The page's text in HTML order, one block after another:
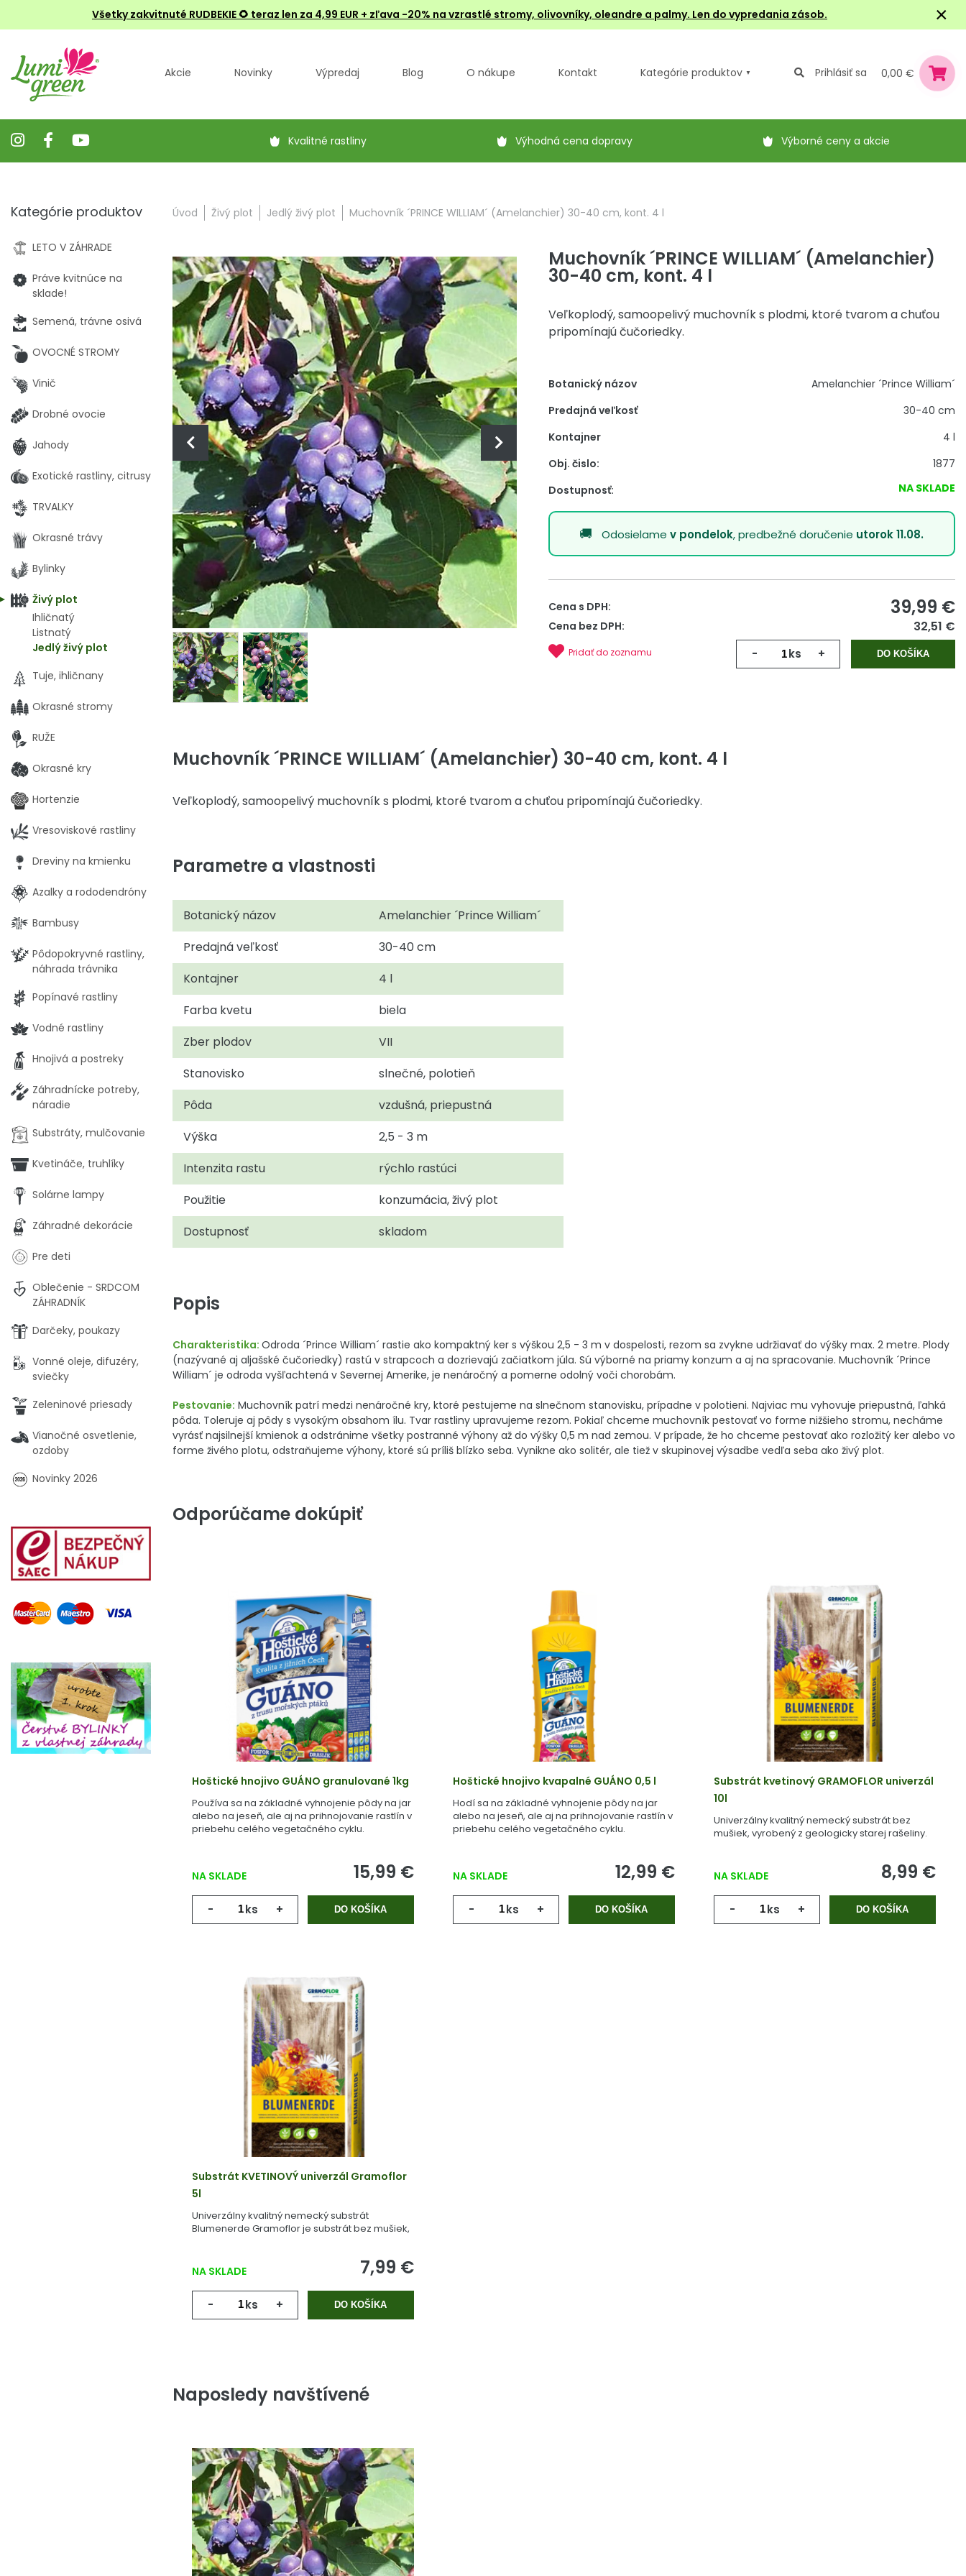
Všetky zakvitnuté RUDBEKIE🌻 teraz len za 4,99 EUR + zľava -20% na vzrastlé stromy, olivovníky, oleandre a palmy. Len do vypredania zásob. ×
Akcie Novinky Výpredaj Blog O nákupe Kontakt Kategórie produktov Prihlásiť sa 0,00 €
Kvalitné rastliny Výhodná cena dopravy Výborné ceny a akcie
Úvod Živý plot Jedlý živý plot Muchovník ´PRINCE WILLIAM´ (Amelanchier) 30-40 cm, kont. 4 l
Muchovník ´PRINCE WILLIAM´ (Amelanchier)
30-40 cm, kont. 4 l
Veľkoplodý, samoopelivý muchovník s plodmi, ktoré tvarom a chuťou
pripomínajú čučoriedky.
Botanický názov
Amelanchier ´Prince William´
Predajná veľkosť
30-40 cm
Kontajner
4 l
Obj. čislo:
1877
Dostupnosť:
NA SKLADE
Odosielamev pondelok, predbežné doručenie utorok 11.08.
Cena s DPH: 39,99 €
Cena bez DPH: 32,51 €
- ks + DO KOŠÍKA
Pridať do zoznamu
Muchovník ´PRINCE WILLIAM´ (Amelanchier) 30-40 cm, kont. 4 l
Veľkoplodý, samoopelivý muchovník s plodmi, ktoré tvarom a chuťou pripomínajú čučoriedky.
Parametre a vlastnosti
Botanický názov
Amelanchier ´Prince William´
Predajná veľkosť
30-40 cm
Kontajner
4 l
Farba kvetu
biela
Zber plodov
VII
Stanovisko
slnečné, polotieň
Pôda
vzdušná, priepustná
Výška
2,5 - 3 m
Intenzita rastu
rýchlo rastúci
Použitie
konzumácia, živý plot
Dostupnosť
skladom
Popis
Charakteristika: Odroda ´Prince William´ rastie ako kompaktný ker s výškou 2,5 - 3 m v dospelosti, rezom sa zvykne udržiavať do výšky max. 2 metre. Plody
(nazývané aj aljašské čučoriedky) rastú v strapcoch a dozrievajú začiatkom júla. Sú výborné na priamy konzum a aj na spracovanie. Muchovník ´Prince
William´ je odroda vyšľachtená v Severnej Amerike, je nenáročný a pomerne odolný voči chorobám.
Pestovanie: Muchovník patrí medzi nenáročné kry, ktoré pestujeme na slnečnom stanovisku, prípadne v polotieni. Najviac mu vyhovuje priepustná, ľahká
pôda. Toleruje aj pôdy s vysokým obsahom ílu. Tvar rastliny upravujeme rezom. Pokiaľ chceme muchovník pestovať vo forme nižšieho stromu, necháme
vyrásť najsilnejší kmienok a odstránime všetky postranné výhony až do výšky 0,5 m nad zemou. V prípade, že ho chceme pestovať ako rozložitý ker alebo vo
forme živého plotu, odstraňujeme výhony, ktoré sú príliš blízko seba. Vynikne ako solitér, ale tiež v skupinovej výsadbe vedľa seba ako živý plot.
Odporúčame dokúpiť
Hoštické hnojivo GUÁNO granulované 1kg
Používa sa na základné vyhnojenie pôdy na jar
alebo na jeseň, ale aj na prihnojovanie rastlín v
priebehu celého vegetačného cyklu.
NA SKLADE 15,99 €
- ks + DO KOŠÍKA
Hoštické hnojivo kvapalné GUÁNO 0,5 l
Hodí sa na základné vyhnojenie pôdy na jar
alebo na jeseň, ale aj na prihnojovanie rastlín v
priebehu celého vegetačného cyklu.
NA SKLADE 12,99 €
- ks + DO KOŠÍKA
Substrát kvetinový GRAMOFLOR univerzál
10l
Univerzálny kvalitný nemecký substrát bez
mušiek, vyrobený z geologicky starej rašeliny.
NA SKLADE 8,99 €
- ks + DO KOŠÍKA
Substrát KVETINOVÝ univerzál Gramoflor
5l
Univerzálny kvalitný nemecký substrát
Blumenerde Gramoflor je substrát bez mušiek,
NA SKLADE 7,99 €
- ks + DO KOŠÍKA
Naposledy navštívené
Kategórie produktov
LETO V ZÁHRADE
Práve kvitnúce na
sklade!
Semená, trávne osivá
OVOCNÉ STROMY
Vinič
Drobné ovocie
Jahody
Exotické rastliny, citrusy
TRVALKY
Okrasné trávy
Bylinky
Živý plot
Ihličnatý
Listnatý
Jedlý živý plot
Tuje, ihličnany
Okrasné stromy
RUŽE
Okrasné kry
Hortenzie
Vresoviskové rastliny
Dreviny na kmienku
Azalky a rododendróny
Bambusy
Pôdopokryvné rastliny,
náhrada trávnika
Popínavé rastliny
Vodné rastliny
Hnojivá a postreky
Záhradnícke potreby,
náradie
Substráty, mulčovanie
Kvetináče, truhlíky
Solárne lampy
Záhradné dekorácie
Pre deti
Oblečenie - SRDCOM
ZÁHRADNÍK
Darčeky, poukazy
Vonné oleje, difuzéry,
sviečky
Zeleninové priesady
Vianočné osvetlenie,
ozdoby
Novinky 2026